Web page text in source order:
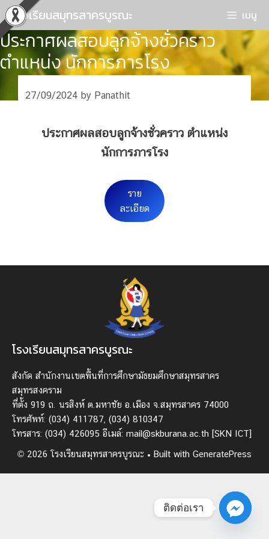
Skip
to
content
โรงเรียนสมุทรสาครบูรณะ เมนู
ประกาศผลสอบลูกจ้างชั่วคราว
ตำแหน่ง นักการภารโรง
27/09/2024 by Panathit
ประกาศผลสอบลูกจ้างชั่วคราว ตำแหน่ง
นักการภารโรง
ราย
ละเอียด
โรงเรียนสมุทรสาครบูรณะ
สังกัด สํานักงานเขตพื้นที่การศึกษามัธยมศึกษาสมุทรสาคร
สมุทรสงคราม
ที่ตั้ง 919 ถ. นรสิงห์ ต.มหาชัย อ.เมือง จ.สมุทรสาคร 74000
โทรศัพท์: (034) 411787, (034) 810347
โทรสาร: (034) 426095 อีเมล์: mail@skburana.ac.th [SKN ICT]
© 2026 โรงเรียนสมุทรสาครบูรณะ • Built with GeneratePress
ติดต่อเรา